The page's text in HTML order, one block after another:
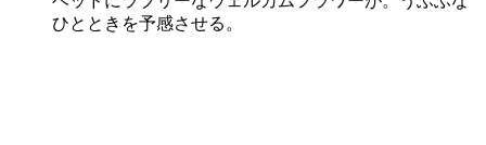
ひとときを予感させる。